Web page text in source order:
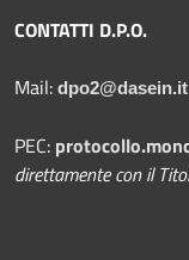
CONTATTI D.P.O.
Mail: dpo2@dasein.it
PEC:
direttamente con il